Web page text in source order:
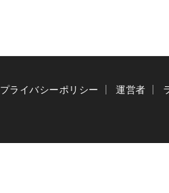
プライバシーポリシー 運営者